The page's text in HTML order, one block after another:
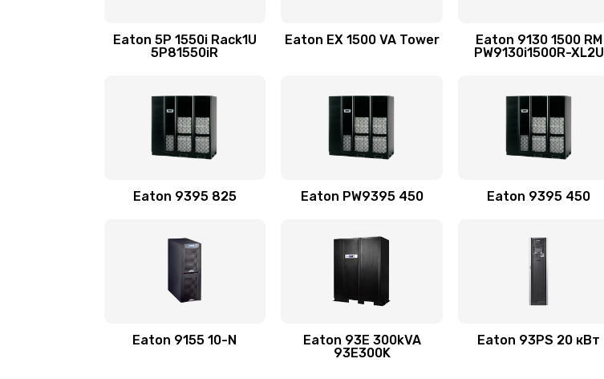
Eaton 5P 1550i Rack1U
5P81550iR
Eaton EX 1500 VA Tower
Eaton 9130 1500 RM
PW9130i1500R-XL2U
Eaton 9395 825 Eaton PW9395 450 Eaton 9395 450
Eaton 9155 10-N
Eaton 93E 300kVA
93E300K
Eaton 93PS 20 кВт